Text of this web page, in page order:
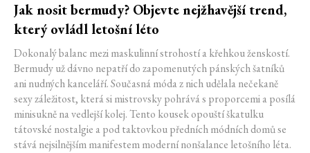
Jak nosit bermudy? Objevte nejžhavější trend,
který ovládl letošní léto
Dokonalý balanc mezi maskulinní strohostí a křehkou ženskostí.
Bermudy už dávno nepatří do zapomenutých pánských šatníků
ani nudných kanceláří. Současná móda z nich udělala nečekaně
sexy záležitost, která si mistrovsky pohrává s proporcemi a posílá
minisukně na vedlejší kolej. Tento kousek opouští škatulku
tátovské nostalgie a pod taktovkou předních módních domů se
stává nejsilnějším manifestem moderní nonšalance letošního léta.